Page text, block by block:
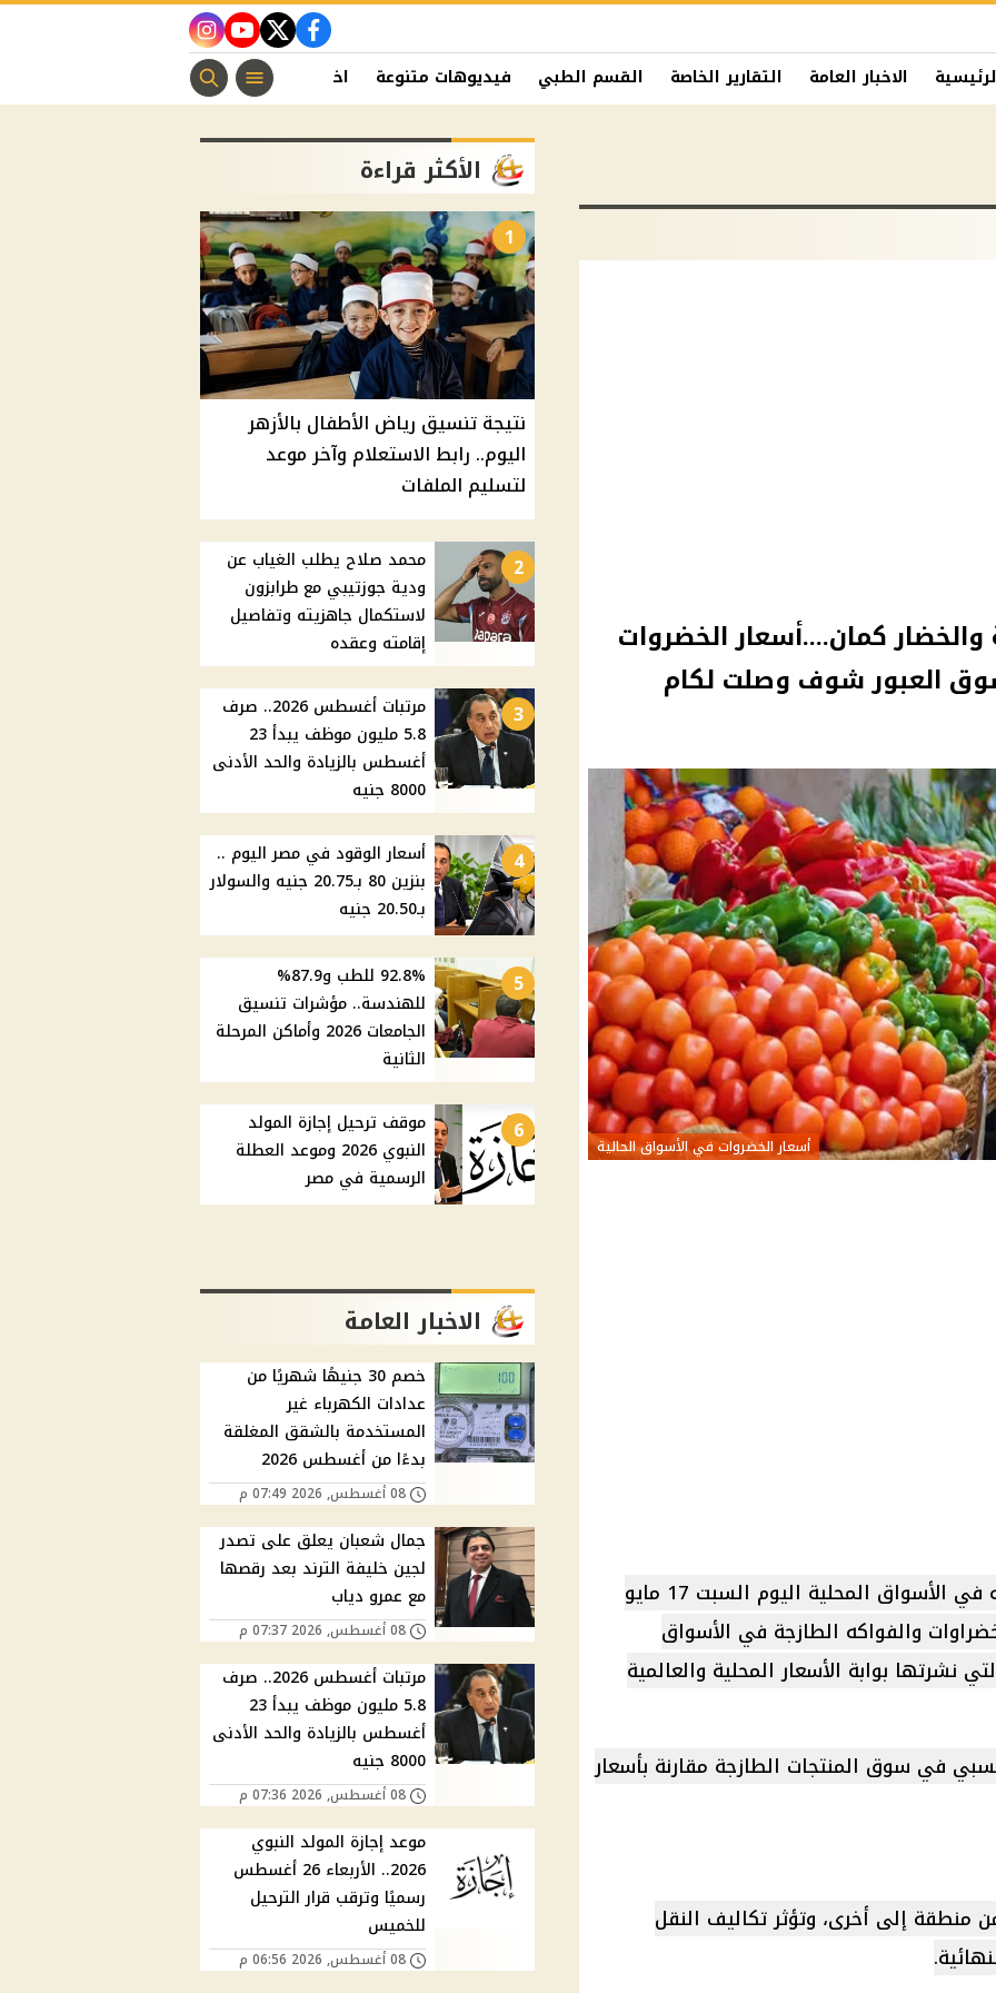
facebook
twitter
youtube
instagram
الاخبار العامة التقارير الخاصة القسم الطبي فيديوهات متنوعة اخبار الفن منوعات مسيحية
كمان....أسعار الخضروات
العبور شوف وصلت لكام
أسعار الخضروات في الأسواق الحالية
والفواكه في الأسواق المحلية اليوم السبت 17 مايو
والفواكه الطازجة في الأسواق
نشرتها بوابة الأسعار المحلية والعالمية
في سوق المنتجات الطازجة مقارنة بأسعار
منطقة إلى أخرى، وتؤثر تكاليف النقل
الأكثر قراءة
1
نتيجة تنسيق رياض الأطفال بالأزهر
اليوم.. رابط الاستعلام وآخر موعد
لتسليم الملفات
2
محمد صلاح يطلب الغياب عن
ودية جوزتيبي مع طرابزون
لاستكمال جاهزيته وتفاصيل
إقامته وعقده
3
مرتبات أغسطس 2026.. صرف
5.8 مليون موظف يبدأ 23
أغسطس بالزيادة والحد الأدنى
8000 جنيه
4
أسعار الوقود في مصر اليوم ..
بنزين 80 بـ20.75 جنيه والسولار
بـ20.50 جنيه
5
92.8% للطب و87.9%
للهندسة.. مؤشرات تنسيق
الجامعات 2026 وأماكن المرحلة
الثانية
6
موقف ترحيل إجازة المولد
النبوي 2026 وموعد العطلة
الرسمية في مصر
الاخبار العامة
خصم 30 جنيهًا شهريًا من
عدادات الكهرباء غير
المستخدمة بالشقق المغلقة
بدءًا من أغسطس 2026
08 أغسطس, 2026 07:49 م
جمال شعبان يعلق على تصدر
لجين خليفة الترند بعد رقصها
مع عمرو دياب
08 أغسطس, 2026 07:37 م
مرتبات أغسطس 2026.. صرف
5.8 مليون موظف يبدأ 23
أغسطس بالزيادة والحد الأدنى
8000 جنيه
08 أغسطس, 2026 07:36 م
موعد إجازة المولد النبوي
2026.. الأربعاء 26 أغسطس
رسميًا وترقب قرار الترحيل
للخميس
08 أغسطس, 2026 06:56 م